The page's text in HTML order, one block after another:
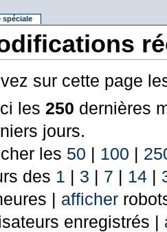
sur cette page
les 250 dernières
jours.
les 50 | 100 |
des 1 | 3 | 7 | 14|
| afficher
enregistrés |
spéciale